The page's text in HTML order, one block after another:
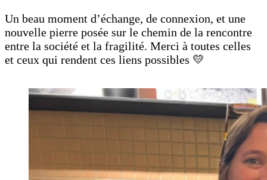
Un beau moment d’échange, de connexion, et une
nouvelle pierre posée sur le chemin de la rencontre
entre la société et la fragilité. Merci à toutes celles
et ceux qui rendent ces liens possibles 💛